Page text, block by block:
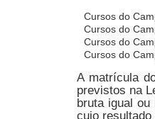
Cursos do
Cursos do
Cursos do
Cursos do
A matrícula
previstos na
bruta igual
cujo